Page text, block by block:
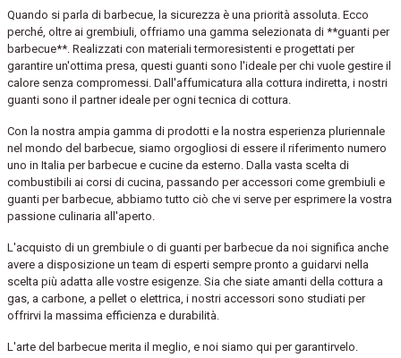
Quando si parla di barbecue, la sicurezza è una priorità assoluta. Ecco
perché, oltre ai grembiuli, offriamo una gamma selezionata di **guanti per
barbecue**. Realizzati con materiali termoresistenti e progettati per
garantire un'ottima presa, questi guanti sono l'ideale per chi vuole gestire il
calore senza compromessi. Dall'affumicatura alla cottura indiretta, i nostri
guanti sono il partner ideale per ogni tecnica di cottura.
Con la nostra ampia gamma di prodotti e la nostra esperienza pluriennale
nel mondo del barbecue, siamo orgogliosi di essere il riferimento numero
uno in Italia per barbecue e cucine da esterno. Dalla vasta scelta di
combustibili ai corsi di cucina, passando per accessori come grembiuli e
guanti per barbecue, abbiamo tutto ciò che vi serve per esprimere la vostra
passione culinaria all'aperto.
L'acquisto di un grembiule o di guanti per barbecue da noi significa anche
avere a disposizione un team di esperti sempre pronto a guidarvi nella
scelta più adatta alle vostre esigenze. Sia che siate amanti della cottura a
gas, a carbone, a pellet o elettrica, i nostri accessori sono studiati per
offrirvi la massima efficienza e durabilità.
L'arte del barbecue merita il meglio, e noi siamo qui per garantirvelo.